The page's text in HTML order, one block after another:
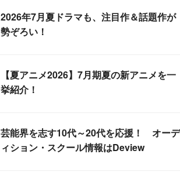
2026年7月夏ドラマも、注目作＆話題作が
勢ぞろい！
【夏アニメ2026】7月期夏の新アニメを一
挙紹介！
芸能界を志す10代～20代を応援！ オーデ
ィション・スクール情報はDeview